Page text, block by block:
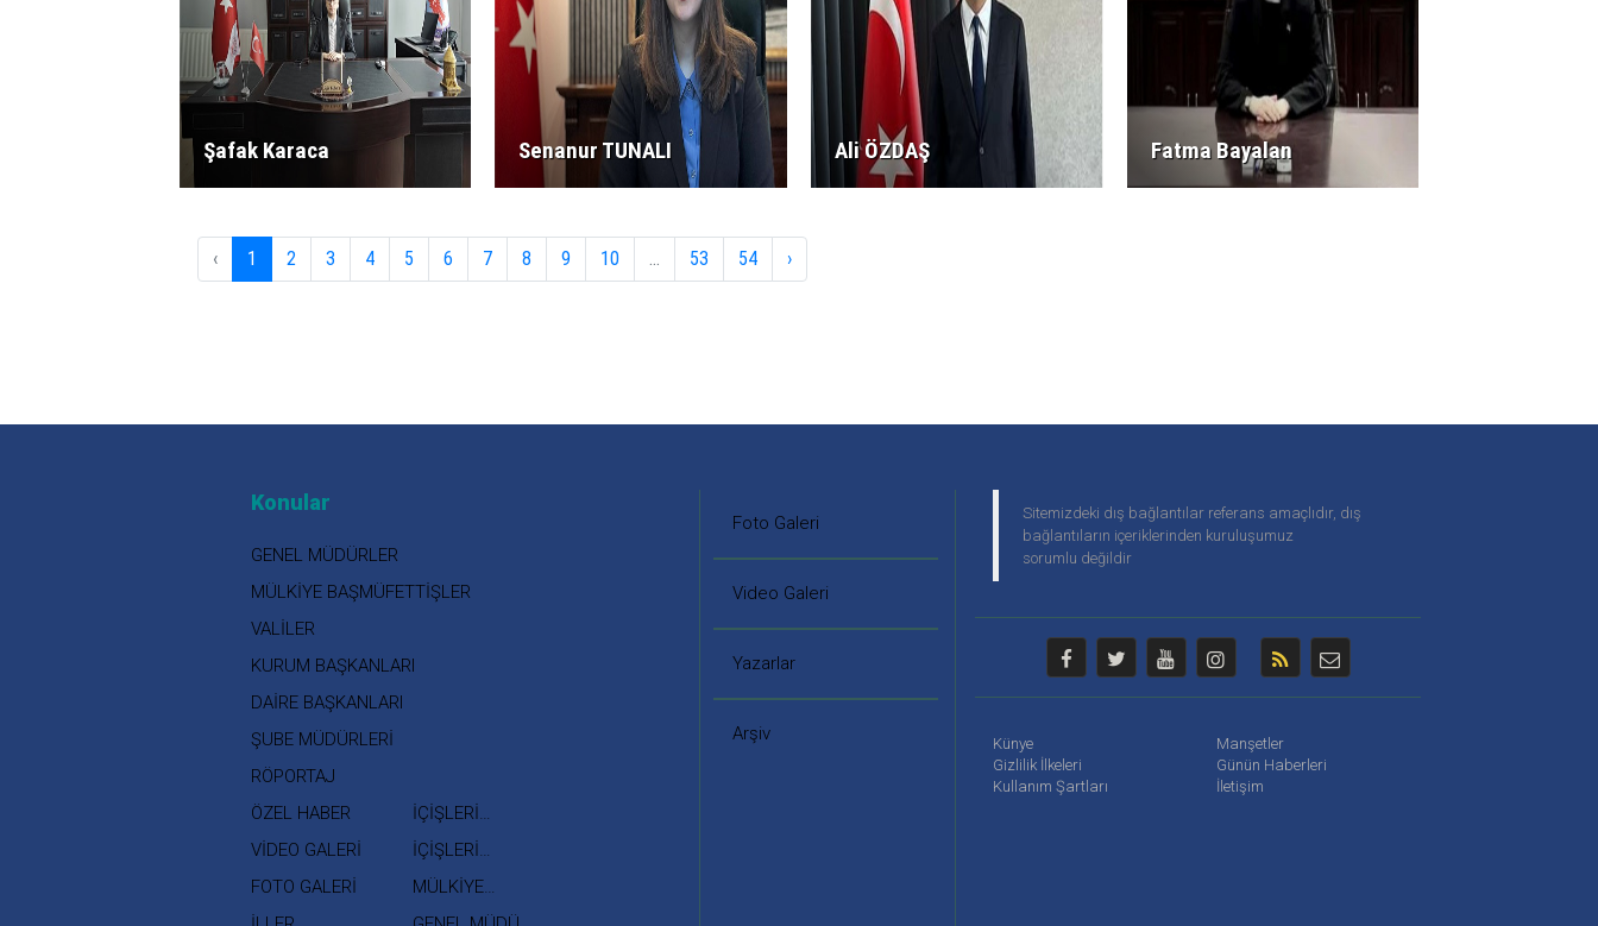
Şafak Karaca Senanur TUNALI Ali ÖZDAŞ Fatma Bayalan
‹ 1 2 3 4 5 6 7 8 9 10 ... 53 54 ›
Sitemizdeki dış bağlantılar referans amaçlıdır, dış
bağlantıların içeriklerinden kuruluşumuz
sorumlu değildir
Künye
Gizlilik İlkeleri
Kullanım Şartları
Manşetler
Günün Haberleri
İletişim
Foto Galeri
Video Galeri
Yazarlar
Arşiv
Konular
GENEL MÜDÜRLER
MÜLKİYE BAŞMÜFETTİŞLER
VALİLER
KURUM BAŞKANLARI
DAİRE BAŞKANLARI
ŞUBE MÜDÜRLERİ
RÖPORTAJ
ÖZEL HABER
VİDEO GALERİ
FOTO GALERİ
İÇİŞLERİ
BAKANI
İÇİŞLERİ
BAKAN
YARDIMCISI
MÜLKİYE
MÜFETTİŞLERİ